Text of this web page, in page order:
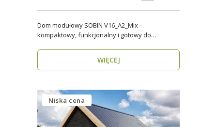
Dom modułowy SOBIN V16_A2_Mix –
kompaktowy, funkcjonalny i gotowy do
WIĘCEJ
Niska cena